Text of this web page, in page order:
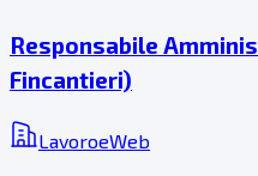
Responsabile
Fincantieri)
LavoroeWeb